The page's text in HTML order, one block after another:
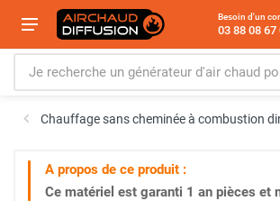
Besoin d'un
03 88 08 67
Chauffage sans cheminée à combustion
A propos de ce produit :
Ce matériel est garanti 1 an pièces et